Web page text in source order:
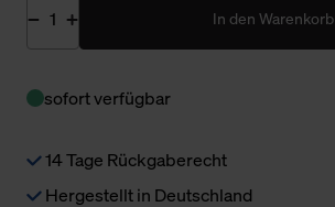
In den Warenkorb
sofort verfügbar
14 Tage Rückgaberecht
Hergestellt in Deutschland